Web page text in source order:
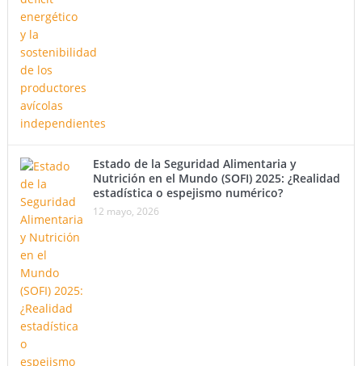
Estado de la Seguridad Alimentaria y
Nutrición en el Mundo (SOFI) 2025: ¿Realidad
estadística o espejismo numérico?
12 mayo, 2026